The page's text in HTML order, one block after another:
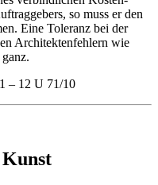
so muss er den
Eine Toleranz bei der
Architektenfehlern wie
– 12 U 71/10